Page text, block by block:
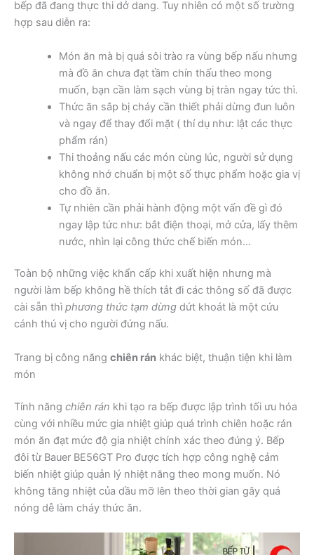
bếp đã đang thực thi dở dang. Tuy nhiên có một số trường
hợp sau diễn ra:
Món ăn mà bị quá sôi trào ra vùng bếp nấu nhưng
mà đồ ăn chưa đạt tầm chín thấu theo mong
muốn, bạn cần làm sạch vùng bị tràn ngay tức thì.
Thức ăn sắp bị cháy cần thiết phải dừng đun luôn
và ngay để thay đổi mặt ( thí dụ như: lật các thực
phẩm rán)
Thi thoảng nấu các món cùng lúc, người sử dụng
không nhớ chuẩn bị một số thực phẩm hoặc gia vị
cho đồ ăn.
Tự nhiên cần phải hành động một vấn đề gì đó
ngay lập tức như: bắt điện thoại, mở cửa, lấy thêm
nước, nhìn lại công thức chế biến món…
Toàn bộ những việc khẩn cấp khi xuất hiện nhưng mà
người làm bếp không hề thích tắt đi các thông số đã được
cài sẵn thì phương thức tạm dừng dứt khoát là một cứu
cánh thú vị cho người đứng nấu.
Trang bị công năng chiên rán khác biệt, thuận tiện khi làm
món
Tính năng chiên rán khi tạo ra bếp được lập trình tối ưu hóa
cùng với nhiều mức gia nhiệt giúp quá trình chiên hoặc rán
món ăn đạt mức độ gia nhiệt chính xác theo đúng ý. Bếp
đôi từ Bauer BE56GT Pro được tích hợp công nghệ cảm
biến nhiệt giúp quản lý nhiệt năng theo mong muốn. Nó
không tăng nhiệt của dầu mỡ lên theo thời gian gây quá
nóng dễ làm cháy thức ăn.